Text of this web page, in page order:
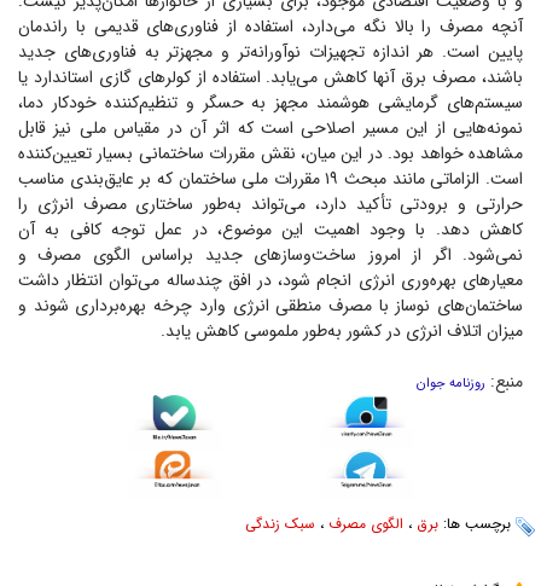
آنچه مصرف را بالا نگه می‌دارد، استفاده از فناوری‌های قدیمی با راندمان
پایین است. هر اندازه تجهیزات نوآورانه‌تر و مجهزتر به فناوری‌های جدید
باشند، مصرف برق آنها کاهش می‌یابد. استفاده از کولر‌های گازی استاندارد یا
سیستم‌های گرمایشی هوشمند مجهز به حسگر و تنظیم‌کننده خودکار دما،
نمونه‌هایی از این مسیر اصلاحی است که اثر آن در مقیاس ملی نیز قابل
مشاهده خواهد بود. در این میان، نقش مقررات ساختمانی بسیار تعیین‌کننده
است. الزاماتی مانند مبحث ۱۹ مقررات ملی ساختمان که بر عایق‌بندی مناسب
حرارتی و برودتی تأکید دارد، می‌تواند به‌طور ساختاری مصرف انرژی را
کاهش دهد. با وجود اهمیت این موضوع، در عمل توجه کافی به آن
نمی‌شود. اگر از امروز ساخت‌وساز‌های جدید براساس الگوی مصرف و
معیار‌های بهره‌وری انرژی انجام شود، در افق چندساله می‌توان انتظار داشت
ساختمان‌های نوساز با مصرف منطقی انرژی وارد چرخه بهره‌برداری شوند و
میزان اتلاف انرژی در کشور به‌طور ملموسی کاهش یابد.
منبع: روزنامه جوان
برچسب ها: برق ، الگوی مصرف ، سبک زندگی